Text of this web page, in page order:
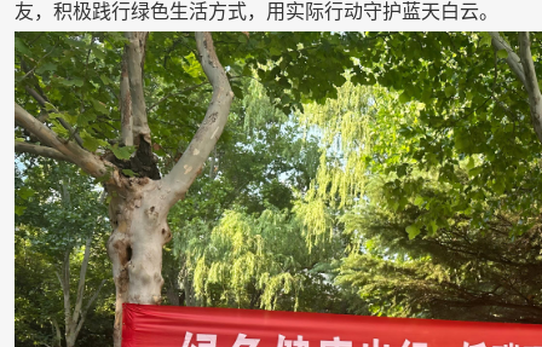
友，积极践行绿色生活方式，用实际行动守护蓝天白云。